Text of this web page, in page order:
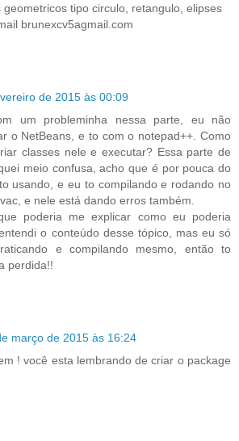
tipo circulo, retangulo, elipses
brunexcv5agmail.com
de 2015 às 00:09
um probleminha nessa parte, eu não
o NetBeans, e to com o notepad++. Como
classes nele e executar? Essa parte de
meio confusa, acho que é por pouca do
usando, e eu to compilando e rodando no
e nele está dando erros também.
poderia me explicar como eu poderia
o conteúdo desse tópico, mas eu só
e compilando mesmo, então to
perdida!!
março de 2015 às 16:24
! você esta lembrando de criar o package